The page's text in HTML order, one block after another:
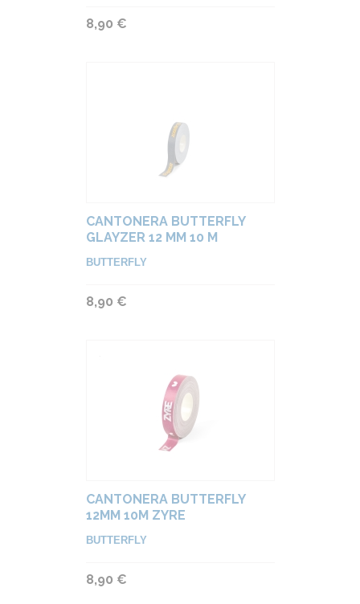
8,90 €
CANTONERA BUTTERFLY
GLAYZER 12 MM 10 M
BUTTERFLY
8,90 €
CANTONERA BUTTERFLY
12MM 10M ZYRE
BUTTERFLY
8,90 €